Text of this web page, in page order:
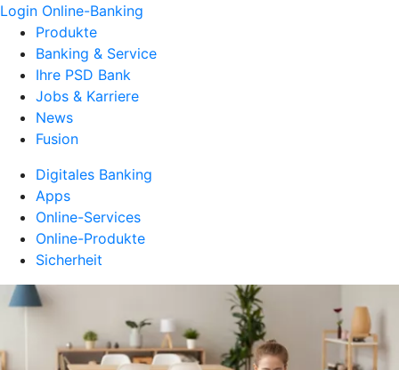
Login Online-Banking
Produkte
Banking & Service
Ihre PSD Bank
Jobs & Karriere
News
Fusion
Digitales Banking
Apps
Online-Services
Online-Produkte
Sicherheit